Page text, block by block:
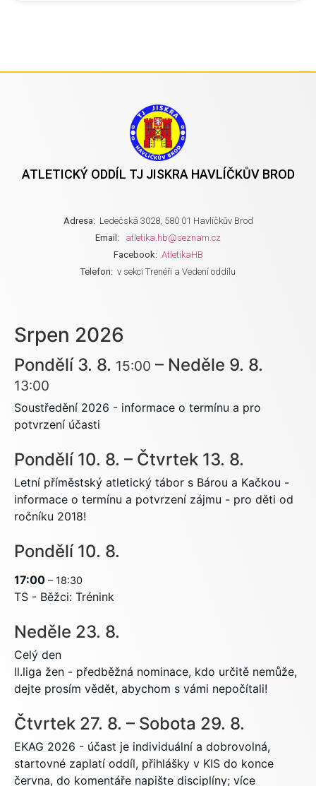
ATLETICKÝ ODDÍL TJ JISKRA HAVLÍČKŮV BROD
Adresa: Ledečská 3028, 580 01 Havlíčkův Brod
Email:
atletika.hb@seznam.cz
Facebook: AtletikaHB
Telefon: v sekci Trenéři a Vedení oddílu
Srpen 2026
Pondělí 3. 8. 15:00 – Neděle 9. 8.
13:00
Soustředění 2026 - informace o termínu a pro
potvrzení účasti
Pondělí 10. 8. – Čtvrtek 13. 8.
Letní příměstský atletický tábor s Bárou a Kačkou -
informace o termínu a potvrzení zájmu - pro děti od
ročníku 2018!
Pondělí 10. 8.
17:00 – 18:30
TS - Běžci: Trénink
Neděle 23. 8.
Celý den
ll.liga žen - předběžná nominace, kdo určitě nemůže,
dejte prosím vědět, abychom s vámi nepočítali!
Čtvrtek 27. 8. – Sobota 29. 8.
EKAG 2026 - účast je individuální a dobrovolná,
startovné zaplatí oddíl, přihlášky v KIS do konce
června, do komentáře napište disciplíny; více